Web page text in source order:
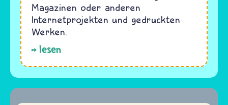
Magazinen oder anderen
Internetprojekten und gedruckten
Werken.
lesen